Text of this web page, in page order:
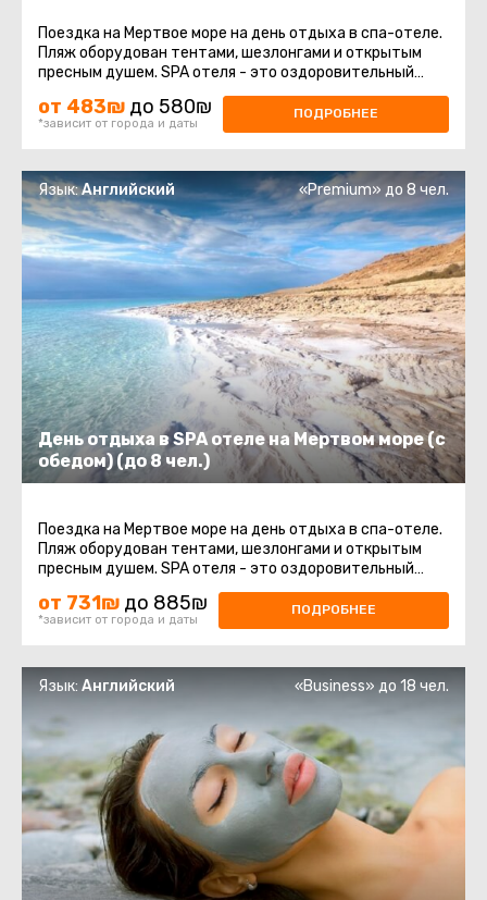
Поездка на Мертвое море на день отдыха в спа-отеле.
Пляж оборудован тентами, шезлонгами и открытым
пресным душем. SPA отеля - это оздоровительный
комплекс, который включает ...
от 483₪ до 580₪
*зависит от города и даты
ПОДРОБНЕЕ
День отдыха в SPA отеле на Мертвом море (с
обедом) (до 8 чел.)
Язык:Английский «Premium» до 8 чел.
Поездка на Мертвое море на день отдыха в спа-отеле.
Пляж оборудован тентами, шезлонгами и открытым
пресным душем. SPA отеля - это оздоровительный
комплекс, который включает ...
от 731₪ до 885₪
*зависит от города и даты
ПОДРОБНЕЕ
Язык:Английский «Business» до 18 чел.